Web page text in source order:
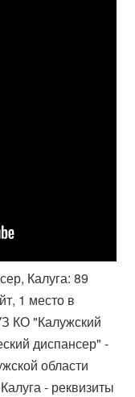
Калуга: 89
1 место в
КО "Калужский
диспансер" -
области
- реквизиты